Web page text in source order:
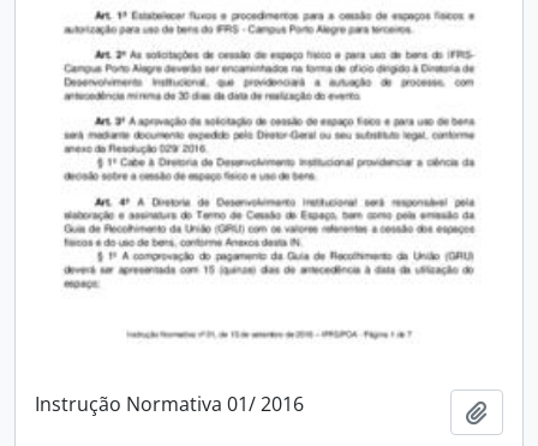
Instrução Normativa 01/ 2016